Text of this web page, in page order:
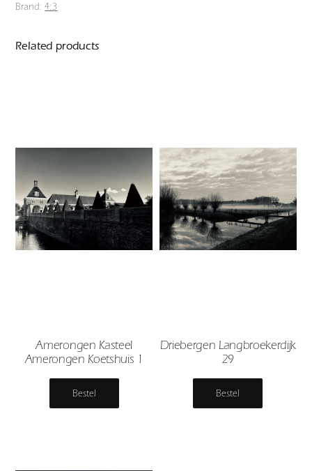
Brand:4:3
Related products
Amerongen Kasteel
Amerongen Koetshuis 1
Bestel
Driebergen Langbroekerdijk
29
Bestel